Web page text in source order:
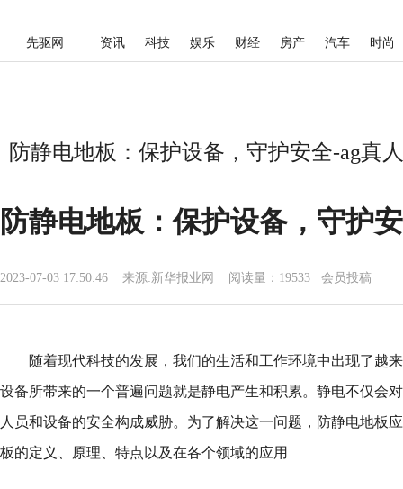
先驱网 资讯 科技 娱乐 财经 房产 汽车 时尚
防静电地板：保护设备，守护安全-ag真
防静电地板：保护设备，守护
2023-07-03 17:50:46 来源:新华报业网 阅读量：19533 会员投稿
随着现代科技的发展，我们的生活和工作环境中出现了越
设备所带来的一个普遍问题就是静电产生和积累。静电不仅会
人员和设备的安全构成威胁。为了解决这一问题，防静电地板
板的定义、原理、特点以及在各个领域的应用